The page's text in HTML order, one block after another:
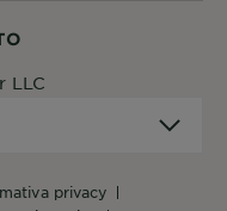
privacy
LLC